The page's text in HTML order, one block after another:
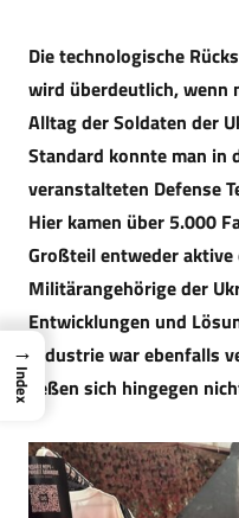
Die technologische
wird überdeutlich, wenn
Alltag der Soldaten der
Standard konnte man in
veranstalteten Defense
Hier kamen über 5.000
Großteil entweder aktive
Militärangehörige der
Entwicklungen und
Industrie war ebenfalls
ließen sich hingegen
→
Index